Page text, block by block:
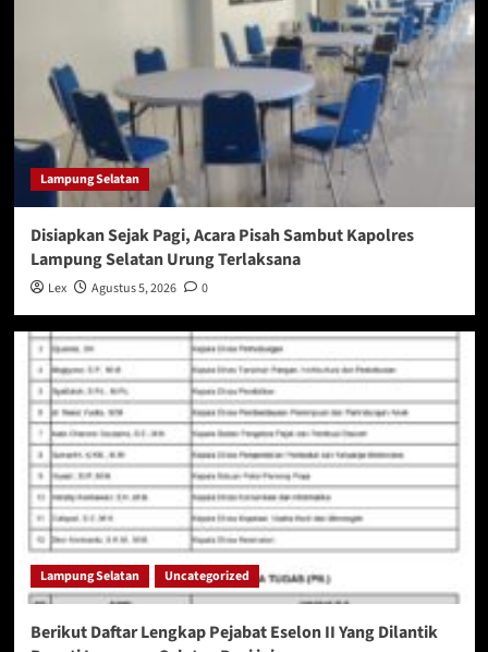
Lampung Selatan
Disiapkan Sejak Pagi, Acara Pisah Sambut Kapolres
Lampung Selatan Urung Terlaksana
Lex Agustus 5, 2026 0
Lampung Selatan Uncategorized
Berikut Daftar Lengkap Pejabat Eselon II Yang Dilantik